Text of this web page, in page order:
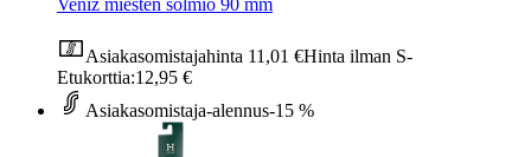
Veniz miesten solmio 90 mm
Asiakasomistajahinta 11,01 €Hinta ilman S-
Etukorttia:12,95 €
Asiakasomistaja-alennus-15 %